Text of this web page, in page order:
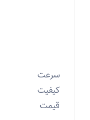
سرعت
کیفیت
قیمت